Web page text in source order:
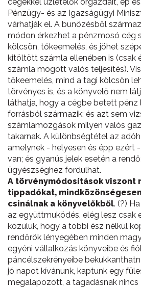
Pénzügy- és az Igazságügyi
várhatják el. A bunözésből
módon érkezhet a pénzmosó cég
kölcsön, tőkeemelés, és jöhet
kitöltött számla ellenében is (csak
számla mögött valós teljesítés).
tőkeemelés, mind a tagi kölcsön
törvényes is, és a könyvelő nem
láthatja, hogy a cégbe betett pénz
forrásból származik; és azt sem
számlamozgások milyen valós
takarnak. A különbségtétel az
amelynek - helyesen és épp ezért
van; és gyanús jelek esetén a
ügyészséghez fordulhat.
A törvénymódosítások viszont
tippadókat,
csinálnak a könyvelőkből. (?)
az együttmuködés, elég lesz csak
közülük, hogy a többi ész nélkül
rendőrök lényegében minden
egyéni vállalkozás könyveibe és
páncélszekrényeibe
jó napot kívánunk, kaptunk egy
megalapozott, a tagadásnak nincs